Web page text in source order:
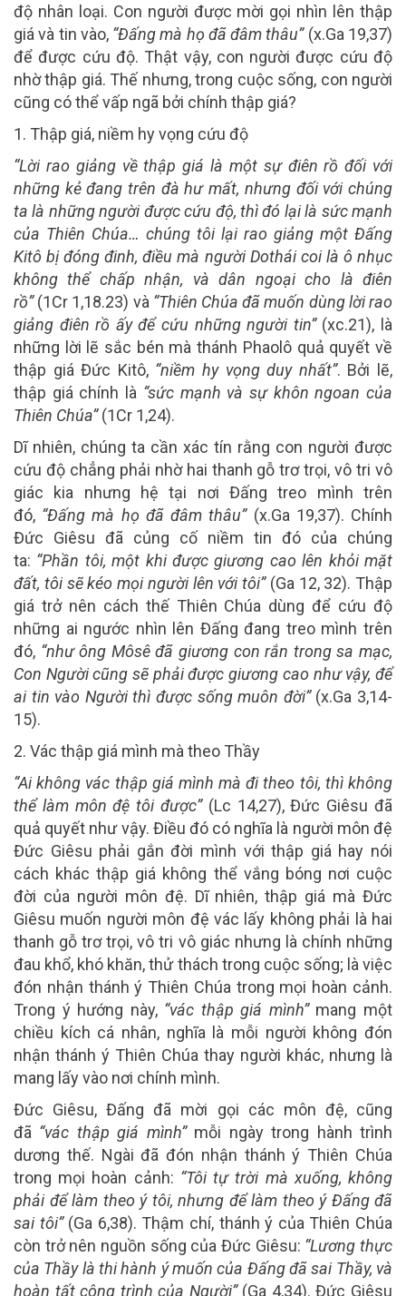
độ nhân loại. Con người được mời gọi nhìn lên thập
giá và tin vào, “Đấng mà họ đã đâm thâu”(x.Ga 19,37)
để được cứu độ. Thật vậy, con người được cứu độ
nhờ thập giá. Thế nhưng, trong cuộc sống, con người
cũng có thể vấp ngã bởi chính thập giá?
1. Thập giá, niềm hy vọng cứu độ
“Lời rao giảng về thập giá là một sự điên rồ đối với
những kẻ đang trên đà hư mất, nhưng đối với chúng
ta là những người được cứu độ, thì đó lại là sức mạnh
của Thiên Chúa… chúng tôi lại rao giảng một Đấng
Kitô bị đóng đinh, điều mà người Dothái coi là ô nhục
không thể chấp nhận, và dân ngoại cho là điên
rồ”(1Cr 1,18.23) và “Thiên Chúa đã muốn dùng lời rao
giảng điên rồ ấy để cứu những người tin”(xc.21), là
những lời lẽ sắc bén mà thánh Phaolô quả quyết về
thập giá Đức Kitô, “niềm hy vọng duy nhất”. Bởi lẽ,
thập giá chính là “sức mạnh và sự khôn ngoan của
Thiên Chúa”(1Cr 1,24).
Dĩ nhiên, chúng ta cần xác tín rằng con người được
cứu độ chẳng phải nhờ hai thanh gỗ trơ trọi, vô tri vô
giác kia nhưng hệ tại nơi Đấng treo mình trên
đó, “Đấng mà họ đã đâm thâu”(x.Ga 19,37). Chính
Đức Giêsu đã củng cố niềm tin đó của chúng
ta: “Phần tôi, một khi được giương cao lên khỏi mặt
đất, tôi sẽ kéo mọi người lên với tôi”(Ga 12, 32). Thập
giá trở nên cách thế Thiên Chúa dùng để cứu độ
những ai ngước nhìn lên Đấng đang treo mình trên
đó, “như ông Môsê đã giương con rắn trong sa mạc,
Con Người cũng sẽ phải được giương cao như vậy, để
ai tin vào Người thì được sống muôn đời”(x.Ga 3,14-
15).
2. Vác thập giá mình mà theo Thầy
“Ai không vác thập giá mình mà đi theo tôi, thì không
thể làm môn đệ tôi được”(Lc 14,27), Đức Giêsu đã
quả quyết như vậy. Điều đó có nghĩa là người môn đệ
Đức Giêsu phải gắn đời mình với thập giá hay nói
cách khác thập giá không thể vắng bóng nơi cuộc
đời của người môn đệ. Dĩ nhiên, thập giá mà Đức
Giêsu muốn người môn đệ vác lấy không phải là hai
thanh gỗ trơ trọi, vô tri vô giác nhưng là chính những
đau khổ, khó khăn, thử thách trong cuộc sống; là việc
đón nhận thánh ý Thiên Chúa trong mọi hoàn cảnh.
Trong ý hướng này, “vác thập giá mình”mang một
chiều kích cá nhân, nghĩa là mỗi người không đón
nhận thánh ý Thiên Chúa thay người khác, nhưng là
mang lấy vào nơi chính mình.
Đức Giêsu, Đấng đã mời gọi các môn đệ, cũng
đã “vác thập giá mình”mỗi ngày trong hành trình
dương thế. Ngài đã đón nhận thánh ý Thiên Chúa
trong mọi hoàn cảnh: “Tôi tự trời mà xuống, không
phải để làm theo ý tôi, nhưng để làm theo ý Đấng đã
sai tôi”(Ga 6,38). Thậm chí, thánh ý của Thiên Chúa
còn trở nên nguồn sống của Đức Giêsu: “Lương thực
của Thầy là thi hành ý muốn của Đấng đã sai Thầy, và
hoàn tất công trình của Người”(Ga 4,34). Đức Giêsu